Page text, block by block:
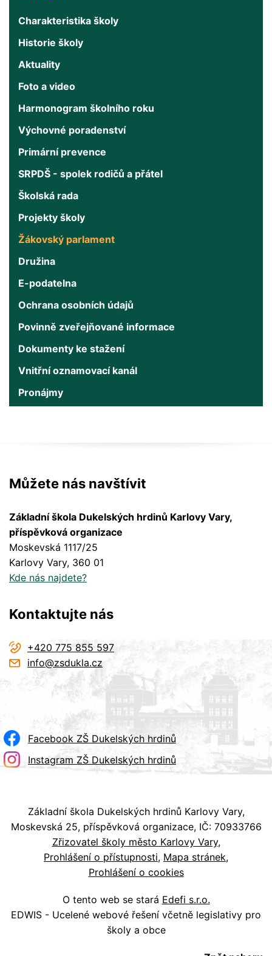
Charakteristika školy
Historie školy
Aktuality
Foto a video
Harmonogram školního roku
Výchovné poradenství
Primární prevence
SRPDŠ - spolek rodičů a přátel
Školská rada
Projekty školy
Žákovský parlament
Družina
E-podatelna
Ochrana osobních údajů
Povinně zveřejňované informace
Dokumenty ke stažení
Vnitřní oznamovací kanál
Pronájmy
Můžete nás navštívit
Základní škola Dukelských hrdinů Karlovy Vary,
příspěvková organizace
Moskevská 1117/25
Karlovy Vary, 360 01
Kde nás najdete?
Kontaktujte nás
+420 775 855 597
info@zsdukla.cz
Facebook ZŠ Dukelských hrdinů
Instagram ZŠ Dukelských hrdinů
Základní škola Dukelských hrdinů Karlovy Vary,
Moskevská 25, příspěvková organizace, IČ: 70933766
Zřizovatel školy město Karlovy Vary
Prohlášení o přístupnosti Mapa stránek
Prohlášení o cookies
O tento web se stará Edefi s.r.o.
EDWIS - Ucelené webové řešení včetně legislativy pro
školy a obce